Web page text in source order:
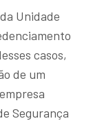
Unidade
casos,
de um
Segurança